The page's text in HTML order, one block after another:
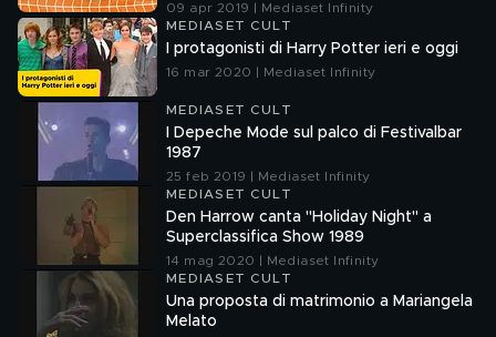
09 apr 2019 | Mediaset Infinity
MEDIASET CULT
I protagonisti di Harry Potter ieri e oggi
16 mar 2020 | Mediaset Infinity
MEDIASET CULT
I Depeche Mode sul palco di Festivalbar
1987
25 feb 2019 | Mediaset Infinity
MEDIASET CULT
Den Harrow canta "Holiday Night" a
Superclassifica Show 1989
14 mag 2020 | Mediaset Infinity
MEDIASET CULT
Una proposta di matrimonio a Mariangela
Melato